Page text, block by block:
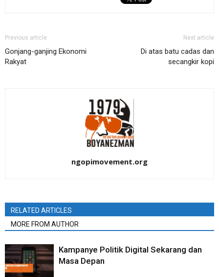
Previous article
Gonjang-ganjing Ekonomi
Rakyat
Next article
Di atas batu cadas dan
secangkir kopi
ngopimovement.org
RELATED ARTICLES
MORE FROM AUTHOR
Kampanye Politik Digital Sekarang dan
Masa Depan